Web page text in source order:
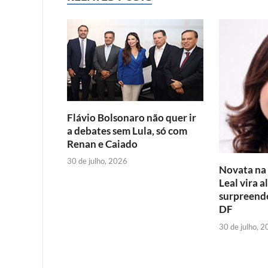
b
o
o
k
A
p
p
Flávio Bolsonaro não quer ir
a debates sem Lula, só com
Renan e Caiado
30 de julho, 2026
Novata
Leal vira
DF
30 de julho,